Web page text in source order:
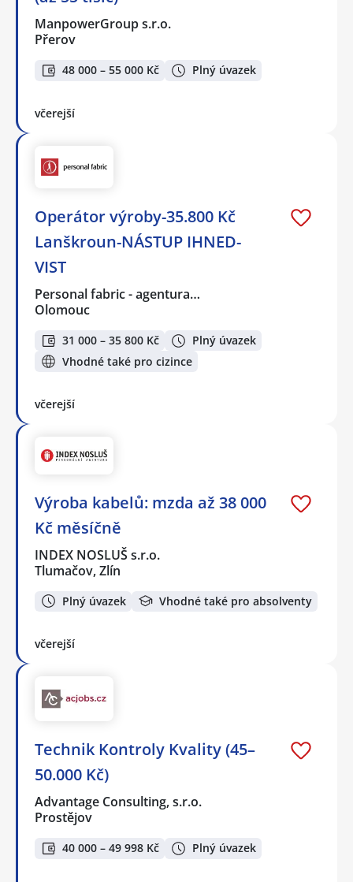
ManpowerGroup s.r.o.
Přerov
48 000 – 55 000 Kč Plný úvazek
včerejší
Operátor výroby-35.800 Kč
Lanškroun-NÁSTUP IHNED-
VIST
Personal fabric - agentura…
Olomouc
31 000 – 35 800 Kč
Plný úvazek
Vhodné také pro cizince
včerejší
Výroba kabelů: mzda až 38 000
Kč měsíčně
INDEX NOSLUŠ s.r.o.
Tlumačov, Zlín
Plný úvazek Vhodné také pro absolventy
včerejší
Technik Kontroly Kvality (45–
50.000 Kč)
Advantage Consulting, s.r.o.
Prostějov
40 000 – 49 998 Kč Plný úvazek